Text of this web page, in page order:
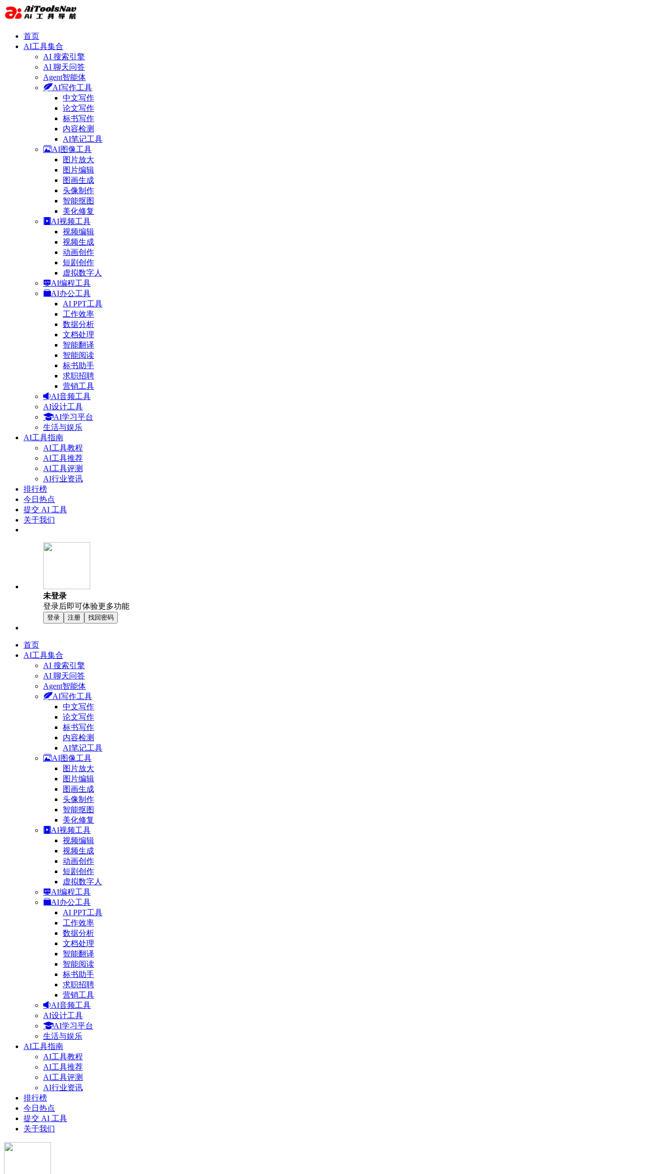
首页
AI工具集合
AI 搜索引擎
AI 聊天问答
Agent智能体
AI写作工具
中文写作
论文写作
标书写作
内容检测
AI笔记工具
AI图像工具
图片放大
图片编辑
图画生成
头像制作
智能抠图
美化修复
AI视频工具
视频编辑
视频生成
动画创作
短剧创作
虚拟数字人
AI编程工具
AI办公工具
AI PPT工具
工作效率
数据分析
文档处理
智能翻译
智能阅读
标书助手
求职招聘
营销工具
AI音频工具
AI设计工具
AI学习平台
生活与娱乐
AI工具指南
AI工具教程
AI工具推荐
AI工具评测
AI行业资讯
排行榜
今日热点
提交 AI 工具
关于我们
未登录
登录后即可体验更多功能
登录 注册 找回密码
首页
AI工具集合
AI 搜索引擎
AI 聊天问答
Agent智能体
AI写作工具
中文写作
论文写作
标书写作
内容检测
AI笔记工具
AI图像工具
图片放大
图片编辑
图画生成
头像制作
智能抠图
美化修复
AI视频工具
视频编辑
视频生成
动画创作
短剧创作
虚拟数字人
AI编程工具
AI办公工具
AI PPT工具
工作效率
数据分析
文档处理
智能翻译
智能阅读
标书助手
求职招聘
营销工具
AI音频工具
AI设计工具
AI学习平台
生活与娱乐
AI工具指南
AI工具教程
AI工具推荐
AI工具评测
AI行业资讯
排行榜
今日热点
提交 AI 工具
关于我们